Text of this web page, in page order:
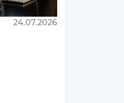
24.07.2026